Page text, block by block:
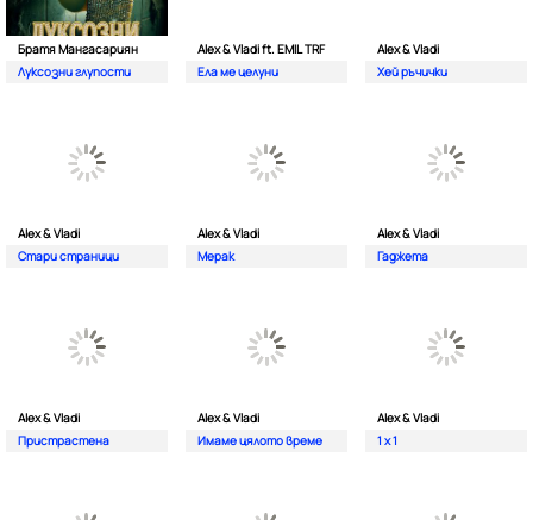
Братя Мангасариян
Луксозни глупости
Alex & Vladi ft. EMIL TRF
Ела ме целуни
Alex & Vladi
Хей ръчички
Alex & Vladi
Стари страници
Alex & Vladi
Мерак
Alex & Vladi
Гаджета
Alex & Vladi
Пристрастена
Alex & Vladi
Имаме цялото време
Alex & Vladi
1 x 1